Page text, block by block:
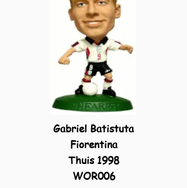
Gabriel Batistuta
Fiorentina
Thuis 1998
WOR006